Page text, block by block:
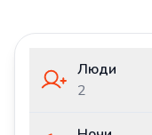
Люди
2